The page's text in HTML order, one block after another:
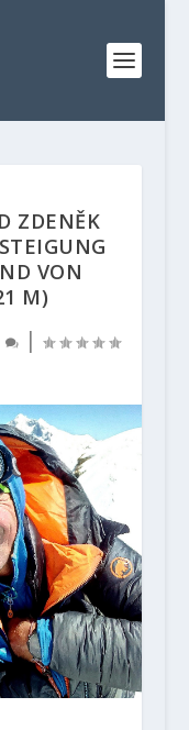
ZDENĚK
VON
M)
|